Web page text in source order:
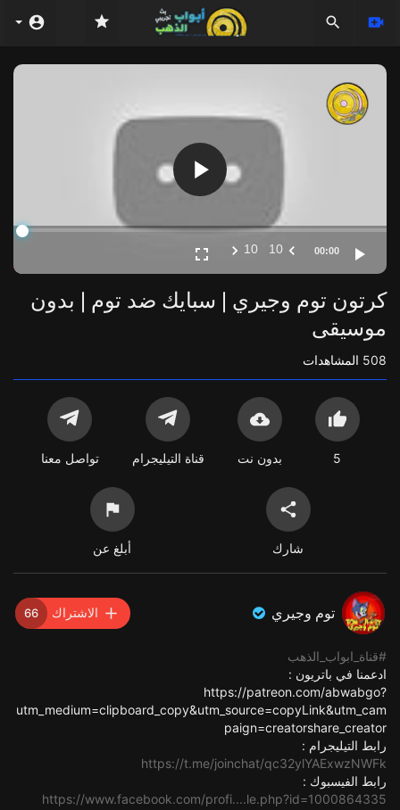
Video
Player
00:00
10
10
كرتون توم وجيري | سبايك ضد توم | بدون
موسيقى
508 المشاهدات
5 بدون نت قناة التيليجرام تواصل معنا
شارك أبلغ عن
توم وجيري الاشتراك 66
#قناة_ابواب_الذهب
ادعمنا في باتريون :
https://patreon.com/abwabgo?
utm_medium=clipboard_copy&utm_source=copyLink&utm_cam
paign=creatorshare_creator
رابط التيليجرام :
https://t.me/joinchat/qc32ylYAExwzNWFk
رابط الفيسبوك :
https://www.facebook.com/profi....le.php?id=1000864335